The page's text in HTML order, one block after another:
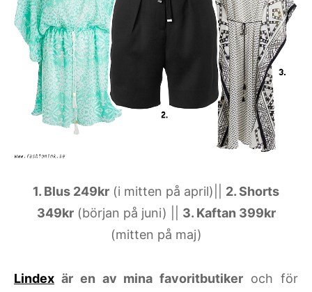
1. Blus 249kr (i mitten på april)|| 2. Shorts
349kr(början på juni) || 3. Kaftan 399kr
(mitten på maj)
Lindex är en av mina favoritbutiker och för